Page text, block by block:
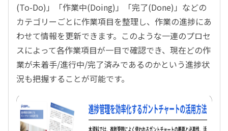
(To-Do)」「作業中(Doing)」「完了(Done)」などの
カテゴリーごとに作業項目を整理し、作業の進捗にあ
わせて情報を更新できます。このような一連のプロセ
スによって各作業項目が一目で確認でき、現在どの作
業が未着手/進行中/完了済みであるのかという進捗状
況も把握することが可能です。